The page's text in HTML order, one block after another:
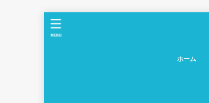
ホーム
MENU